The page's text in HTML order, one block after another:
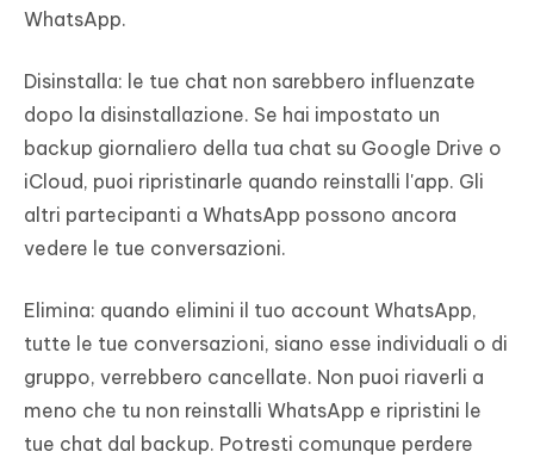
WhatsApp.
Disinstalla: le tue chat non sarebbero influenzate
dopo la disinstallazione. Se hai impostato un
backup giornaliero della tua chat su Google Drive o
iCloud, puoi ripristinarle quando reinstalli l'app. Gli
altri partecipanti a WhatsApp possono ancora
vedere le tue conversazioni.
Elimina: quando elimini il tuo account WhatsApp,
tutte le tue conversazioni, siano esse individuali o di
gruppo, verrebbero cancellate. Non puoi riaverli a
meno che tu non reinstalli WhatsApp e ripristini le
tue chat dal backup. Potresti comunque perdere